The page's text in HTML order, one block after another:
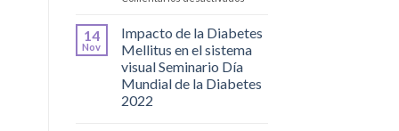
Quirúrgica
y
Molecular
14
Nov
Impacto de la Diabetes
Mellitus en el sistema
visual Seminario Día
Mundial de la Diabetes
2022